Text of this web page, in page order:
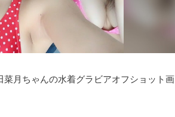
月ちゃんの水着グラビアオフショット画